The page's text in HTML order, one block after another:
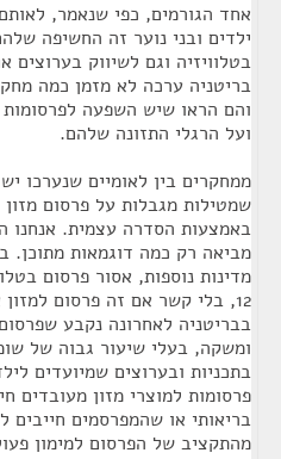
אחד הגורמים, כפי שנאמר,
ילדים ובני נוער זה החשיפה
בטלוויזיה וגם לשיווק בערוצים
בריטניה ערכה לא מזמן כמה
והם הראו שיש השפעה
ועל הרגלי התזונה שלהם.
ממחקרים בין לאומיים שנערכו
שמטילות מגבלות על פרסום
באמצעות הסדרה עצמית. אנחנו
מביאה רק כמה דוגמאות
מדינות נוספות, אסור פרסום
12, בלי קשר אם זה פרסום
בבריטניה לאחרונה נקבע
ומשקה, בעלי שיעור גבוה של
פרסומות למוצרי מזון מעובדים
בריאותי או שהמפרסמים חייבים
מהתקציב של הפרסום למימון